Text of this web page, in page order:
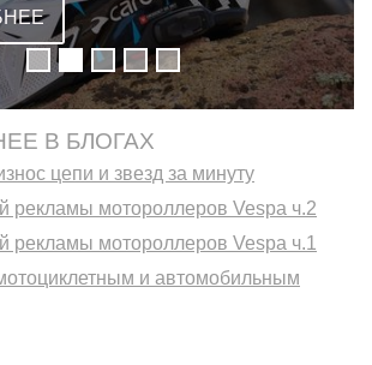
В БЛОГАХ
цепи и звезд за минуту
рекламы мотороллеров Vespa ч.2
рекламы мотороллеров Vespa ч.1
и автомобильным